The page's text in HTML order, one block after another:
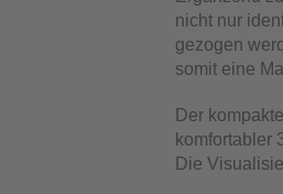
nicht nur
gezogen
somit eine
Der
komfortabler
Die